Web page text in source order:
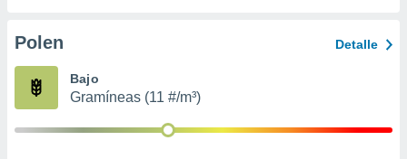
e
mediante
publicidad
Polen Detalle
Bajo
Gramíneas (11 #/m³)